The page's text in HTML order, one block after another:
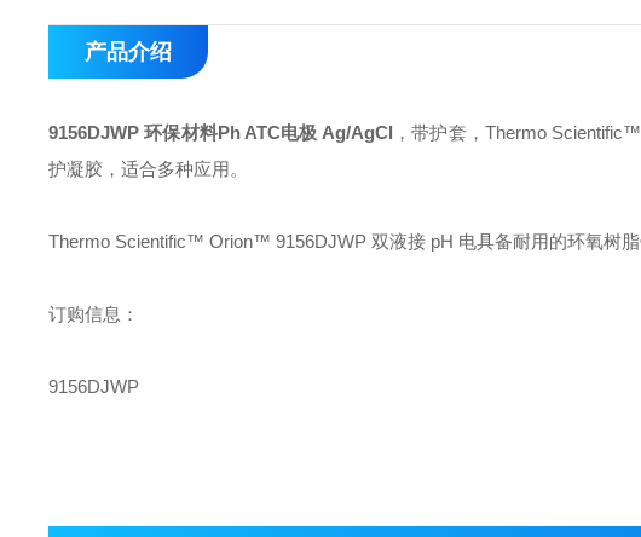
产品介绍
9156DJWP 环保材料Ph ATC电极 Ag/AgCl ，带护套，Thermo
护凝胶，适合多种应用。
Thermo Scientific™ Orion™ 9156DJWP 双液接 pH 电具备耐用的环氧树脂
订购信息：
9156DJWP